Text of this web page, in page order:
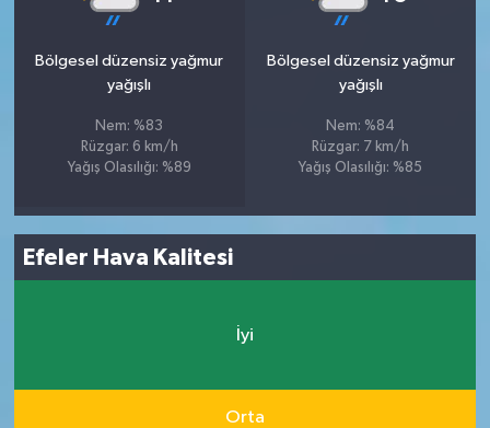
Bölgesel düzensiz yağmur
yağışlı
Nem: %83
Rüzgar: 6 km/h
Yağış Olasılığı: %89
Bölgesel düzensiz yağmur
yağışlı
Nem: %84
Rüzgar: 7 km/h
Yağış Olasılığı: %85
Efeler Hava Kalitesi
İyi
Orta